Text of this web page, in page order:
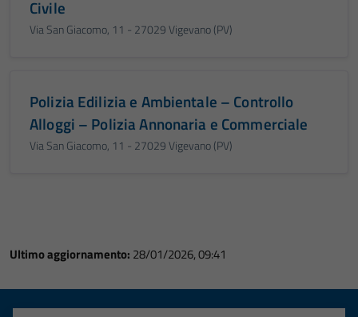
Civile
Via San Giacomo, 11 - 27029 Vigevano (PV)
Polizia Edilizia e Ambientale – Controllo
Alloggi – Polizia Annonaria e Commerciale
Via San Giacomo, 11 - 27029 Vigevano (PV)
Ultimo aggiornamento: 28/01/2026, 09:41